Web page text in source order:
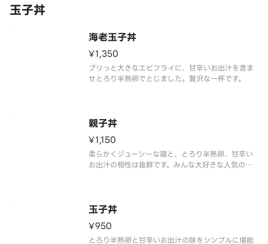
玉子丼
海老玉子丼
¥1,350
プリっと大きなエビフライに、甘辛いお出汁を含ま
せとろり半熟卵でとじました。贅沢な一杯です。
親子丼
¥1,150
柔らかくジューシーな鶏と、とろり半熟卵、甘辛い
お出汁の相性は抜群です。みんな大好きな人気のど
玉子丼
¥950
とろり半熟卵と甘辛いお出汁の味をシンプルに堪能